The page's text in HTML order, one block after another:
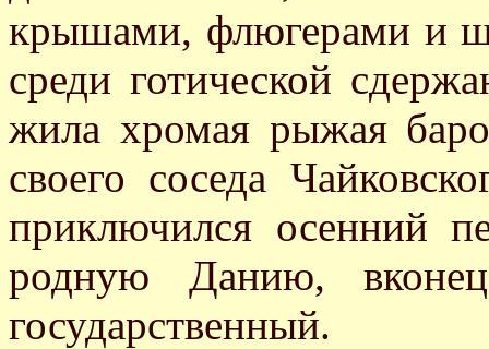
крышами, флюгерами и
среди готической
жила хромая рыжая
своего соседа
приключился осенний
родную Данию,
государственный.